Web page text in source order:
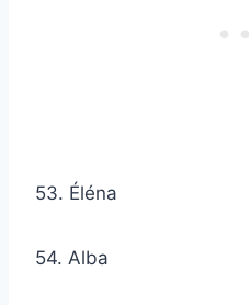
53. Éléna
54. Alba